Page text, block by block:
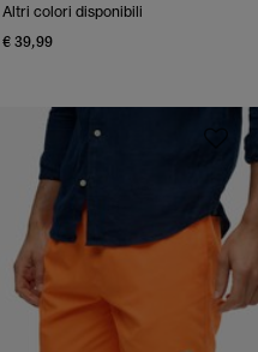
Altri colori disponibili
€ 39,99